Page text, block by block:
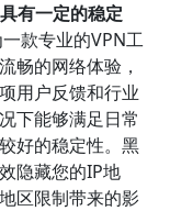
有一定的稳定
款专业的VPN工
畅的网络体验，
用户反馈和行业
下能够满足日常
好的稳定性。黑
隐藏您的IP地
区限制带来的影